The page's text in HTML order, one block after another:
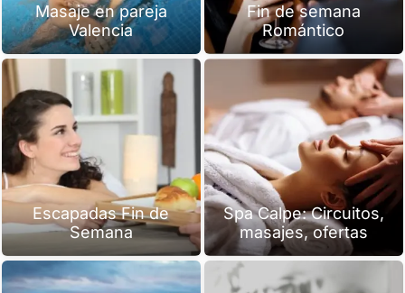
Masaje en pareja
Valencia
Fin de semana
Romántico
Escapadas Fin de
Semana
Spa Calpe: Circuitos,
masajes, ofertas